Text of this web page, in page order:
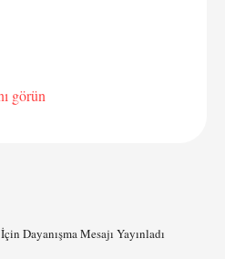
görün
Dayanışma Mesajı Yayınladı